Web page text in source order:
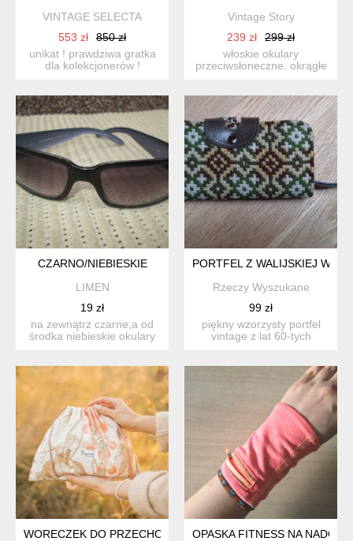
VINTAGE SELECTA
553 zł
850 zł
unikat ! prawdziwa gratka
dla kolekcjonerów !
Vintage Story
239 zł
299 zł
włoskie okulary
przeciwsłoneczne. okrągłe
CZARNO/NIEBIESKIE
LIMEN
19 zł
na zewnątrz czarne,a od
środka niebieskie okulary
PORTFEL Z WALIJSKIEJ
Rzeczy Wyszukane
99 zł
piękny wzorzysty portfel
vintage z lat 60-tych
WORECZEK DO PRZECHOWYWANIAOPASKA FITNESS NA